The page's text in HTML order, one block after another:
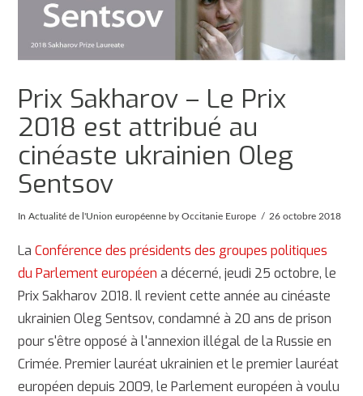
Prix Sakharov – Le Prix
2018 est attribué au
cinéaste ukrainien Oleg
Sentsov
InActualité de l'Union européenne by Occitanie Europe 26 octobre 2018
LaConférence des présidents des groupes politiques
du Parlement européen a décerné, jeudi 25 octobre, le
Prix Sakharov 2018. Il revient cette année au cinéaste
ukrainien Oleg Sentsov, condamné à 20 ans de prison
pour s'être opposé à l'annexion illégal de la Russie en
Crimée. Premier lauréat ukrainien et le premier lauréat
européen depuis 2009, le Parlement européen à voulu